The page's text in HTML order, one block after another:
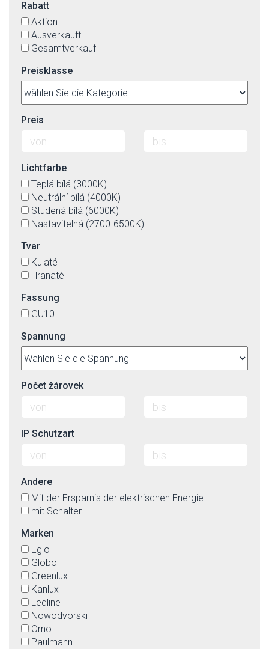
Rabatt
Aktion
Ausverkauft
Gesamtverkauf
Preisklasse
Preis
Lichtfarbe
Teplá bílá (3000K)
Neutrální bílá (4000K)
Studená bílá (6000K)
Nastavitelná (2700-6500K)
Tvar
Kulaté
Hranaté
Fassung
GU10
Spannung
Počet žárovek
IP Schutzart
Andere
Mit der Ersparnis der elektrischen Energie
mit Schalter
Marken
Eglo
Globo
Greenlux
Kanlux
Ledline
Nowodvorski
Orno
Paulmann